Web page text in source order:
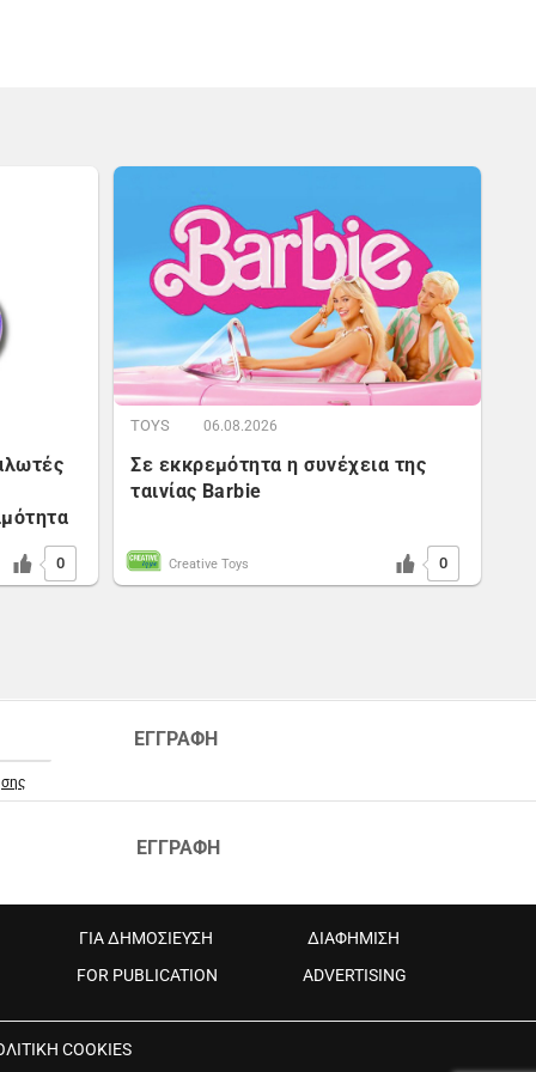
0
TOYS 06.08.2026
Σε εκκρεμότητα η συνέχεια της
ταινίας Barbie
Creative Toys 0
ΕΓΓΡΑΦΗ
ΕΓΓΡΑΦΗ
ΓΙΑ ΔΗΜΟΣΙΕΥΣΗ
ΔΙΑΦΗΜΙΣΗ
FOR PUBLICATION
ADVERTISING
COOKIES